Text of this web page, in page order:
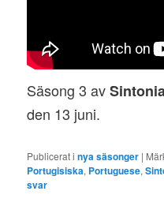
Säsong 3 av
den 13 juni.
Publicerat i nya säsonger |
Portugisiska, Portuguese,
svar